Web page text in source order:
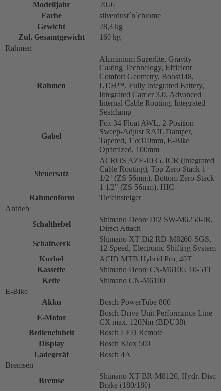
Modelljahr
2026
Farbe
silverdust´n´chrome
Gewicht
28,8 kg
Zul. Gesamtgewicht
160 kg
Rahmen
Rahmen
Aluminium Superlite, Gravity
Casting Technology, Efficient
Comfort Geometry, Boost148,
UDH™, Fully Integrated Battery,
Integrated Carrier 3.0, Advanced
Internal Cable Routing, Integrated
Seatclamp
Gabel
Fox 34 Float AWL, 2-Position
Sweep-Adjust RAIL Damper,
Tapered, 15x110mm, E-Bike
Optimized, 100mm
Steuersatz
ACROS AZF-1035, ICR (Integrated
Cable Routing), Top Zero-Stack 1
1/2" (ZS 56mm), Bottom Zero-Stack
1 1/2" (ZS 56mm), HIC
Rahmenform
Tiefeinsteiger
Antrieb
Schalthebel
Shimano Deore Di2 SW-M6250-IR,
Direct Attach
Schaltwerk
Shimano XT Di2 RD-M8260-SGS,
12-Speed, Electronic Shifting System
Kurbel
ACID MTB Hybrid Pro, 40T
Kassette
Shimano Deore CS-M6100, 10-51T
Kette
Shimano CN-M6100
E-Bike
Akku
Bosch PowerTube 800
E-Motor
Bosch Drive Unit Performance Line
CX max. 120Nm (BDU38)
Bedieneinheit
Bosch LED Remote
Display
Bosch Kiox 500
Ladegerät
Bosch 4A
Bremsen
Bremse
Shimano XT BR-M8120, Hydr. Disc
Brake (180/180)